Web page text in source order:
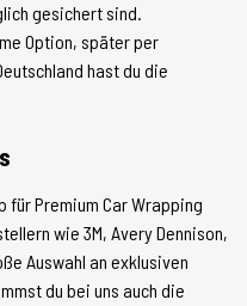
gesichert sind.
Option, später per
hast du die
Premium Car Wrapping
wie 3M, Avery Dennison,
Auswahl an exklusiven
du bei uns auch die